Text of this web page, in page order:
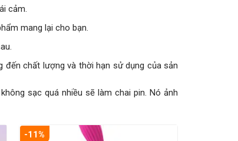
cảm.
mang lại cho bạn.
chất lượng và thời hạn sử dụng của sản
sạc quá nhiều sẽ làm chai pin. Nó ảnh
-11%